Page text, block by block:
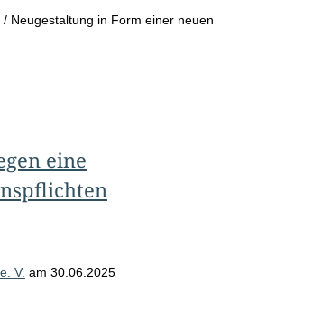
Neugestaltung in Form einer neuen
eine
V. am 30.06.2025